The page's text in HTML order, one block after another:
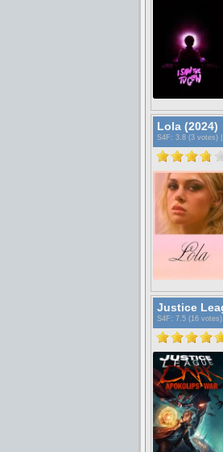
Lola (2024)
S4F : 3.8 (3 votes) |
Justice
S4F : 7.5 (16 votes)